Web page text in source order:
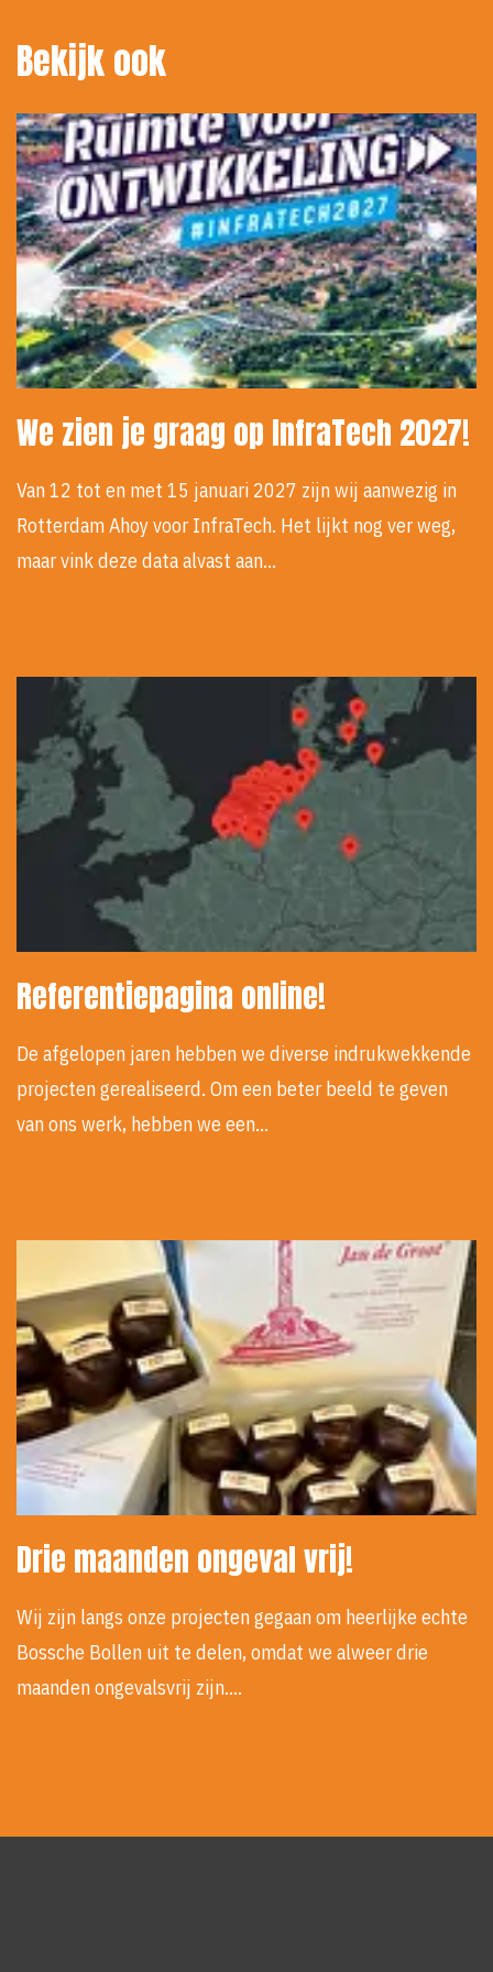
Bekijk ook
We zien je graag op InfraTech 2027!
Van 12 tot en met 15 januari 2027 zijn wij aanwezig in
Rotterdam Ahoy voor InfraTech. Het lijkt nog ver weg,
maar vink deze data alvast aan…
Referentiepagina online!
De afgelopen jaren hebben we diverse indrukwekkende
projecten gerealiseerd. Om een beter beeld te geven
van ons werk, hebben we een…
Drie maanden ongeval vrij!
Wij zijn langs onze projecten gegaan om heerlijke echte
Bossche Bollen uit te delen, omdat we alweer drie
maanden ongevalsvrij zijn.…